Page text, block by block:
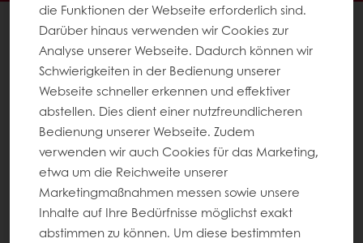
die Funktionen der Webseite erforderlich sind.
Darüber hinaus verwenden wir Cookies zur
Analyse unserer Webseite. Dadurch können wir
Schwierigkeiten in der Bedienung unserer
Webseite schneller erkennen und effektiver
abstellen. Dies dient einer nutzfreundlicheren
Bedienung unserer Webseite. Zudem
verwenden wir auch Cookies für das Marketing,
etwa um die Reichweite unserer
Marketingmaßnahmen messen sowie unsere
Inhalte auf Ihre Bedürfnisse möglichst exakt
abstimmen zu können. Um diese bestimmten
Alle Produkte
Alle Rezepte
Service
Konsumenten-Trends
Neuigkeiten
Kontakt
Impressum